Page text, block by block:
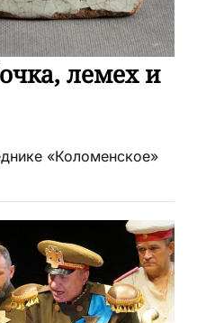
лемех и
«Коломенское»